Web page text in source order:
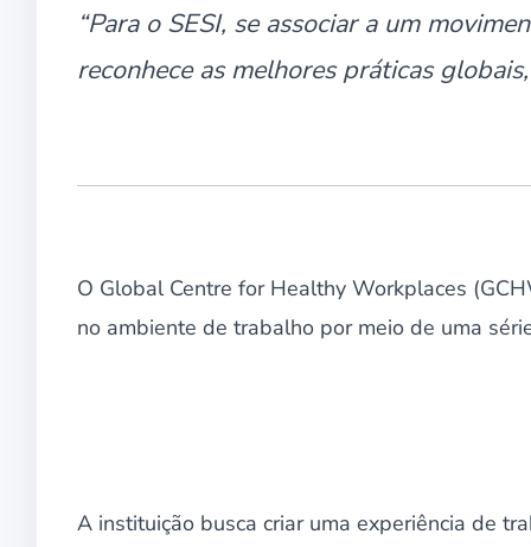
“Para o SESI, se associar a um
reconhece as melhores práticas
O Global Centre for Healthy Workplaces
no ambiente de trabalho por meio de uma
A instituição busca criar uma experiência de